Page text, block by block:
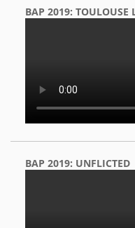
BAP 2019: TOULOUSE
BAP 2019: UNFLICTED